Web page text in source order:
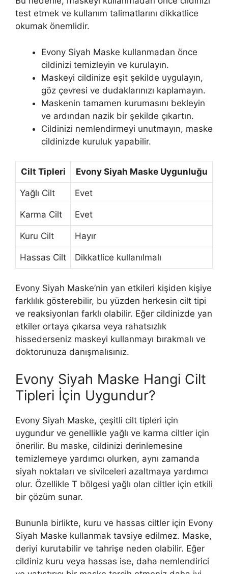
test etmek ve kullanım talimatlarını dikkatlice
okumak önemlidir.
Evony Siyah Maske kullanmadan önce
cildinizi temizleyin ve kurulayın.
Maskeyi cildinize eşit şekilde uygulayın,
göz çevresi ve dudaklarınızı kaplamayın.
Maskenin tamamen kurumasını bekleyin
ve ardından nazik bir şekilde çıkartın.
Cildinizi nemlendirmeyi unutmayın, maske
cildinizde kuruluk yapabilir.
Cilt Tipleri Evony Siyah Maske Uygunluğu
Yağlı Cilt Evet
Karma Cilt Evet
Kuru Cilt Hayır
Hassas Cilt Dikkatlice kullanılmalı
Evony Siyah Maske’nin yan etkileri kişiden kişiye
farklılık gösterebilir, bu yüzden herkesin cilt tipi
ve reaksiyonları farklı olabilir. Eğer cildinizde yan
etkiler ortaya çıkarsa veya rahatsızlık
hissederseniz maskeyi kullanmayı bırakmalı ve
doktorunuza danışmalısınız.
Evony Siyah Maske Hangi Cilt
Tipleri İçin Uygundur?
Evony Siyah Maske, çeşitli cilt tipleri için
uygundur ve genellikle yağlı ve karma ciltler için
önerilir. Bu maske, cildinizi derinlemesine
temizlemeye yardımcı olurken, aynı zamanda
siyah noktaları ve sivilceleri azaltmaya yardımcı
olur. Özellikle T bölgesi yağlı olan ciltler için etkili
bir çözüm sunar.
Bununla birlikte, kuru ve hassas ciltler için Evony
Siyah Maske kullanmak tavsiye edilmez. Maske,
deriyi kurutabilir ve tahrişe neden olabilir. Eğer
cildiniz kuru veya hassas ise, daha nemlendirici